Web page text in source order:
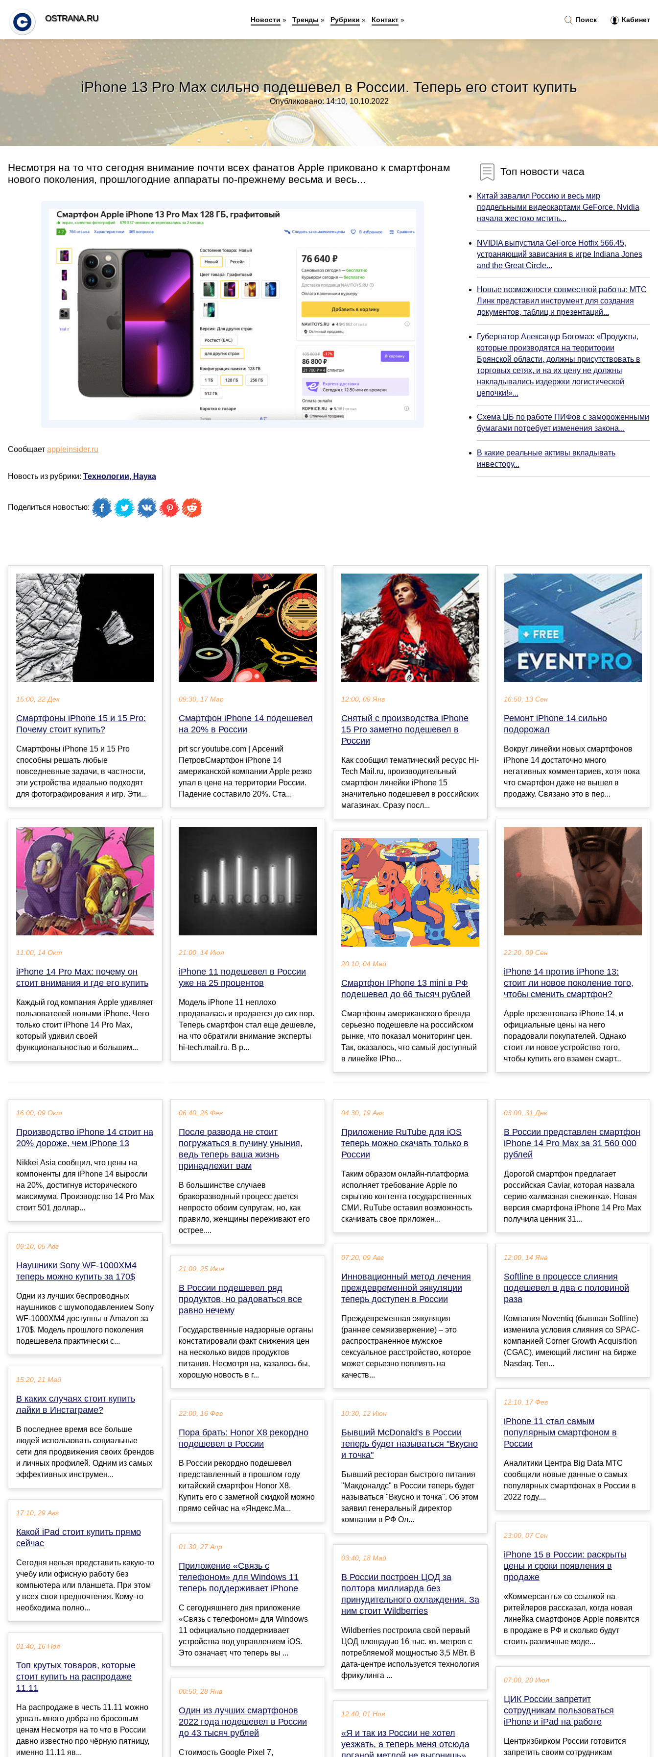
iPhone 13 Pro Max сильно подешевел в России. Теперь его стоит купить
Опубликовано: 14:10, 10.10.2022
Несмотря на то что сегодня внимание почти всех фанатов Apple приковано к смартфонам
нового поколения, прошлогодние аппараты по-прежнему весьма и весь...
Сообщает appleinsider.ru
Новость из рубрики: Технологии, Наука
Поделиться новостью:
Топ новости часа
Китай завалил Россию и весь мир
поддельными видеокартами GeForce. Nvidia
начала жестоко мстить...
NVIDIA выпустила GeForce Hotfix 566.45,
устраняющий зависания в игре Indiana Jones
and the Great Circle...
Новые возможности совместной работы: МТС
Линк представил инструмент для создания
документов, таблиц и презентаций...
Губернатор Александр Богомаз: «Продукты,
которые производятся на территории
Брянской области, должны присутствовать в
торговых сетях, и на их цену не должны
накладывались издержки логистической
цепочки!»...
Схема ЦБ по работе ПИФов с замороженными
бумагами потребует изменения закона...
В какие реальные активы вкладывать
инвестору...
15:00, 22 Дек
Смартфоны iPhone 15 и 15 Pro:
Почему стоит купить?
Смартфоны iPhone 15 и 15 Pro
способны решать любые
повседневные задачи, в частности,
эти устройства идеально подходят
для фотографирования и игр. Эти...
11:00, 14 Окт
iPhone 14 Pro Max: почему он
стоит внимания и где его купить
Каждый год компания Apple удивляет
пользователей новыми iPhone. Чего
только стоит iPhone 14 Pro Max,
который удивил своей
функциональностью и большим...
09:30, 17 Мар
Смартфон iPhone 14 подешевел
на 20% в России
prt scr youtube.com | Арсений
ПетровСмартфон iPhone 14
американской компании Apple резко
упал в цене на территории России.
Падение составило 20%. Ста...
21:00, 14 Июл
iPhone 11 подешевел в России
уже на 25 процентов
Модель iPhone 11 неплохо
продавалась и продается до сих пор.
Теперь смартфон стал еще дешевле,
на что обратили внимание эксперты
hi-tech.mail.ru. В р...
12:00, 09 Янв
Снятый с производства iPhone
15 Pro заметно подешевел в
России
Как сообщил тематический ресурс Hi-
Tech Mail.ru, производительный
смартфон линейки iPhone 15
значительно подешевел в российских
магазинах. Сразу посл...
20:10, 04 Май
Смартфон IPhone 13 mini в РФ
подешевел до 66 тысяч рублей
Смартфоны американского бренда
серьезно подешевле на российском
рынке, что показал мониторинг цен.
Так, оказалось, что самый доступный
в линейке IPho...
16:50, 13 Сен
Ремонт iPhone 14 сильно
подорожал
Вокруг линейки новых смартфонов
iPhone 14 достаточно много
негативных комментариев, хотя пока
что смартфон даже не вышел в
продажу. Связано это в пер...
22:20, 09 Сен
iPhone 14 против iPhone 13:
стоит ли новое поколение того,
чтобы сменить смартфон?
Apple презентовала iPhone 14, и
официальные цены на него
порадовали покупателей. Однако
стоит ли новое устройство того,
чтобы купить его взамен смарт...
16:00, 09 Окт
Производство iPhone 14 стоит на
20% дороже, чем iPhone 13
Nikkei Asia сообщил, что цены на
компоненты для iPhone 14 выросли
на 20%, достигнув исторического
максимума. Производство 14 Pro Max
стоит 501 доллар...
09:10, 05 Авг
Наушники Sony WF-1000XM4
теперь можно купить за 170$
Одни из лучших беспроводных
наушников с шумоподавлением Sony
WF-1000XM4 доступны в Amazon за
170$. Модель прошлого поколения
подешевела практически с...
15:20, 21 Май
В каких случаях стоит купить
лайки в Инстаграме?
В последнее время все больше
людей использовать социальные
сети для продвижения своих брендов
и личных профилей. Одним из самых
эффективных инструмен...
17:10, 29 Авг
Какой iPad стоит купить прямо
сейчас
Сегодня нельзя представить какую-то
учебу или офисную работу без
компьютера или планшета. При этом
у всех свои предпочтения. Кому-то
необходима полно...
01:40, 16 Ноя
Топ крутых товаров, которые
стоит купить на распродаже
11.11
На распродаже в честь 11.11 можно
урвать много добра по бросовым
ценам Несмотря на то что в России
давно известно про чёрную пятницу,
именно 11.11 яв...
06:40, 26 Фев
После развода не стоит
погружаться в пучину уныния,
ведь теперь ваша жизнь
принадлежит вам
В большинстве случаев
бракоразводный процесс дается
непросто обоим супругам, но, как
правило, женщины переживают его
острее....
21:00, 25 Июн
В России подешевел ряд
продуктов, но радоваться все
равно нечему
Государственные надзорные органы
констатировали факт снижения цен
на несколько видов продуктов
питания. Несмотря на, казалось бы,
хорошую новость в г...
22:00, 16 Фев
Пора брать: Honor X8 рекордно
подешевел в России
В России рекордно подешевел
представленный в прошлом году
китайский смартфон Honor X8.
Купить его с заметной скидкой можно
прямо сейчас на «Яндекс.Ма...
01:30, 27 Апр
Приложение «Связь с
телефоном» для Windows 11
теперь поддерживает iPhone
С сегодняшнего дня приложение
«Связь с телефоном» для Windows
11 официально поддерживает
устройства под управлением iOS.
Это означает, что теперь вы ...
00:50, 28 Янв
Один из лучших смартфонов
2022 года подешевел в России
до 43 тысяч рублей
Стоимость Google Pixel 7,
04:30, 19 Авг
Приложение RuTube для iOS
теперь можно скачать только в
России
Таким образом онлайн-платформа
исполняет требование Apple по
скрытию контента государственных
СМИ. RuTube оставил возможность
скачивать свое приложен...
07:20, 09 Авг
Инновационный метод лечения
преждевременной эякуляции
теперь доступен в России
Преждевременная эякуляция
(раннее семяизвержение) – это
распространенное мужское
сексуальное расстройство, которое
может серьезно повлиять на
качеств...
10:30, 12 Июн
Бывший McDonald's в России
теперь будет называться "Вкусно
и точка"
Бывший ресторан быстрого питания
"Макдоналдс" в России теперь будет
называться "Вкусно и точка". Об этом
заявил генеральный директор
компании в РФ Ол...
03:40, 18 Май
В России построен ЦОД за
полтора миллиарда без
принудительного охлаждения. За
ним стоит Wildberries
Wildberries построила свой первый
ЦОД площадью 16 тыс. кв. метров с
потребляемой мощностью 3,5 МВт. В
дата-центре используется технология
фрикулинга ...
12:40, 01 Ноя
«Я и так из России не хотел
уезжать, а теперь меня отсюда
03:00, 31 Дек
В России представлен смартфон
iPhone 14 Pro Max за 31 560 000
рублей
Дорогой смартфон предлагает
российская Caviar, которая назвала
серию «алмазная снежинка». Новая
версия смартфона iPhone 14 Pro Max
получила ценник 31...
12:00, 14 Янв
Softline в процессе слияния
подешевел в два с половиной
раза
Компания Noventiq (бывшая Softline)
изменила условия слияния со SPAC-
компанией Corner Growth Acquisition
(CGAC), имеющий листинг на бирже
Nasdaq. Теп...
12:10, 17 Фев
iPhone 11 стал самым
популярным смартфоном в
России
Аналитики Центра Big Data МТС
сообщили новые данные о самых
популярных смартфонах в России в
2022 году....
23:00, 07 Сен
iPhone 15 в России: раскрыты
цены и сроки появления в
продаже
«Коммерсантъ» со ссылкой на
ритейлеров рассказал , когда новая
линейка смартфонов Apple появится
в продаже в РФ и сколько будут
стоить различные моде...
07:00, 20 Июл
ЦИК России запретит
сотрудникам пользоваться
iPhone и iPad на работе
Центризбирком России готовится
запретить своим сотрудникам
Поиск Кабинет
OSTRANA.RU Новости » Тренды » Рубрики » Контакт»